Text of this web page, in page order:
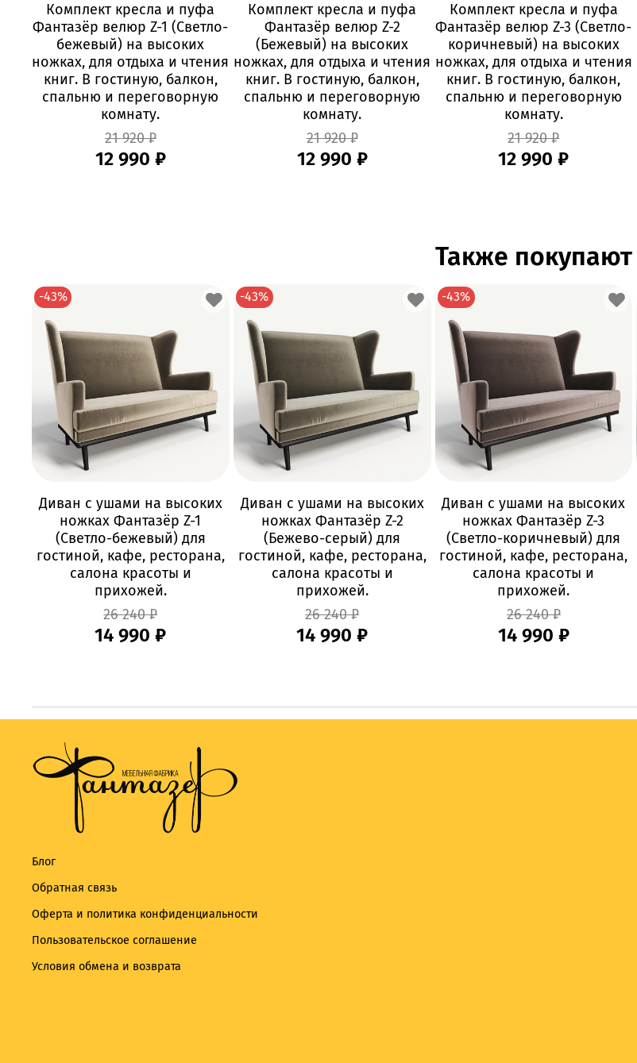
Комплект кресла и пуфа
Фантазёр велюр Z-1 (Светло-
бежевый) на высоких
ножках, для отдыха и чтения
книг. В гостиную, балкон,
спальню и переговорную
комнату.
21 920 ₽
12 990 ₽
Комплект кресла и пуфа
Фантазёр велюр Z-2
(Бежевый) на высоких
ножках, для отдыха и чтения
книг. В гостиную, балкон,
спальню и переговорную
комнату.
21 920 ₽
12 990 ₽
Комплект кресла и пуфа
Фантазёр велюр Z-3 (Светло-
коричневый) на высоких
ножках, для отдыха и чтения
книг. В гостиную, балкон,
спальню и переговорную
комнату.
21 920 ₽
12 990 ₽
Также покупают
-43%
Диван с ушами на высоких
ножках Фантазёр Z-1
(Светло-бежевый) для
гостиной, кафе, ресторана,
салона красоты и
прихожей.
26 240 ₽
14 990 ₽
-43%
Диван с ушами на высоких
ножках Фантазёр Z-2
(Бежево-серый) для
гостиной, кафе, ресторана,
салона красоты и
прихожей.
26 240 ₽
14 990 ₽
-43%
Диван с ушами на высоких
ножках Фантазёр Z-3
(Светло-коричневый) для
гостиной, кафе, ресторана,
салона красоты и
прихожей.
26 240 ₽
14 990 ₽
Блог
Обратная связь
Оферта и политика конфиденциальности
Пользовательское соглашение
Условия обмена и возврата